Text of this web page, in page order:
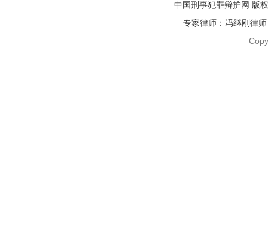
中国刑事犯罪辩护网 版
专家律师：冯继刚律